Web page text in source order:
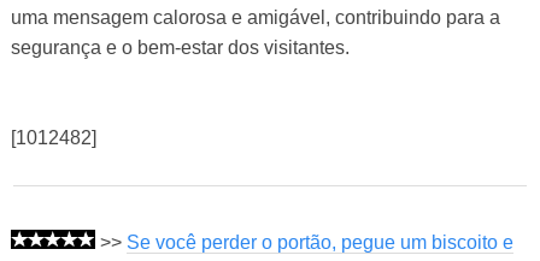
uma mensagem calorosa e amigável, contribuindo para a
segurança e o bem-estar dos visitantes.
[1012482]
>> Se você perder o portão, pegue um biscoito e